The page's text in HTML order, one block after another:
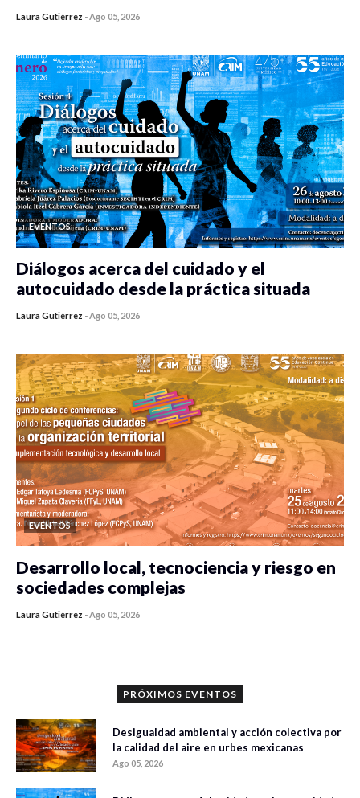
Laura Gutiérrez -Ago 05, 2026
EVENTOS
Diálogos acerca del cuidado y el
autocuidado desde la práctica situada
Laura Gutiérrez -Ago 05, 2026
EVENTOS
Desarrollo local, tecnociencia y riesgo en
sociedades complejas
Laura Gutiérrez -Ago 05, 2026
PRÓXIMOS EVENTOS
Desigualdad ambiental y acción colectiva por
la calidad del aire en urbes mexicanas
Ago 05, 2026